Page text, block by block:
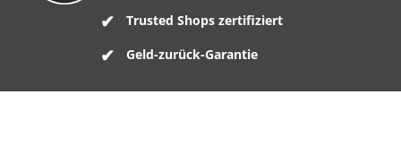
Trusted Shops zertifiziert
Geld-zurück-Garantie